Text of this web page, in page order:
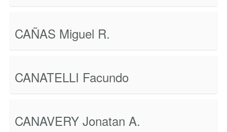
CAÑAS Miguel R.
CANATELLI Facundo
CANAVERY Jonatan A.